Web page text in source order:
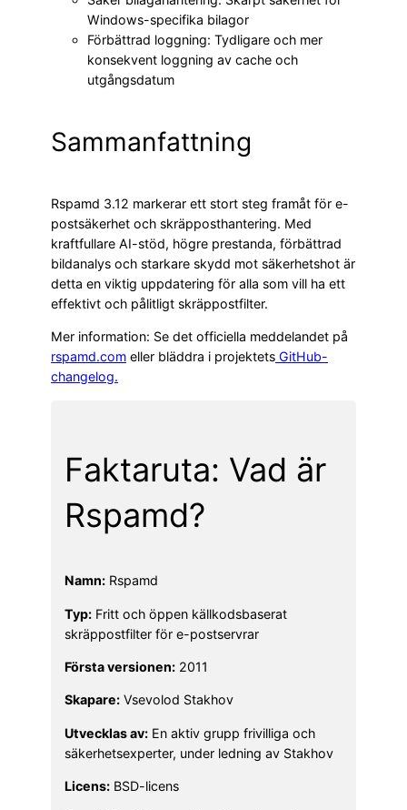
Windows-specifika bilagor
Förbättrad loggning: Tydligare och mer
konsekvent loggning av cache och
utgångsdatum
Sammanfattning
Rspamd 3.12 markerar ett stort steg framåt för e-
postsäkerhet och skräpposthantering. Med
kraftfullare AI-stöd, högre prestanda, förbättrad
bildanalys och starkare skydd mot säkerhetshot är
detta en viktig uppdatering för alla som vill ha ett
effektivt och pålitligt skräppostfilter.
Mer information: Se det officiella meddelandet på
rspamd.com eller bläddra i projektets GitHub-
changelog.
Faktaruta: Vad är
Rspamd?
Namn: Rspamd
Typ: Fritt och öppen källkodsbaserat
skräppostfilter för e-postservrar
Första versionen: 2011
Skapare: Vsevolod Stakhov
Utvecklas av: En aktiv grupp frivilliga och
säkerhetsexperter, under ledning av Stakhov
Licens: BSD-licens